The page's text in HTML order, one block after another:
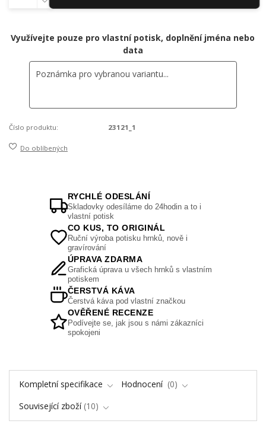
Využívejte pouze pro vlastní potisk, doplnění jména nebo
data
Číslo produktu: 23121_1
Do oblíbených
RYCHLÉ ODESLÁNÍ
Skladovky odesíláme do 24hodin a to i
vlastní potisk
CO KUS, TO ORIGINÁL
Ruční výroba potisku hrnků, nově i
gravírování
ÚPRAVA ZDARMA
Grafická úprava u všech hrnků s vlastním
potiskem
ČERSTVÁ KÁVA
Čerstvá káva pod vlastní značkou
OVĚŘENÉ RECENZE
Podívejte se, jak jsou s námi zákazníci
spokojeni
Kompletní specifikace Hodnocení
0
Související zboží 10